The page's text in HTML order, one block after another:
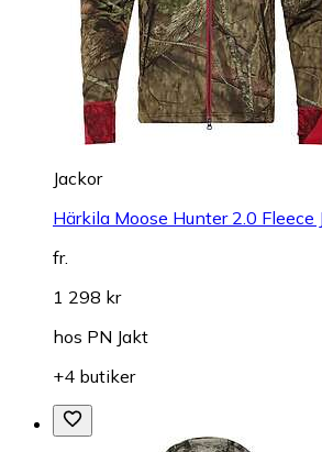
Jackor
Härkila Moose Hunter 2.0 Fleece
fr.
1 298 kr
hos PN Jakt
+4 butiker